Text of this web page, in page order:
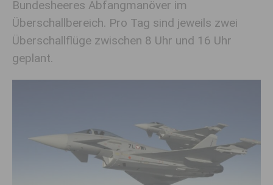
Bundesheeres Abfangmanöver im
Überschallbereich. Pro Tag sind jeweils zwei
Überschallflüge zwischen 8 Uhr und 16 Uhr
geplant.